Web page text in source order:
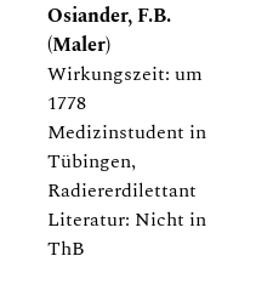
Osiander, F.B.
(Maler)
Wirkungszeit: um
1778
Medizinstudent in
Tübingen,
Radiererdilettant
Literatur: Nicht in
ThB